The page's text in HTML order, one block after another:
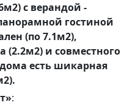
с верандой -
гостиной
(по 7.1м2),
(2.2м2) и совместного
есть шикарная
: